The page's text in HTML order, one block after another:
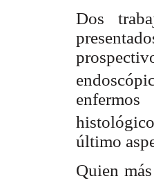
Dos
último
Quien